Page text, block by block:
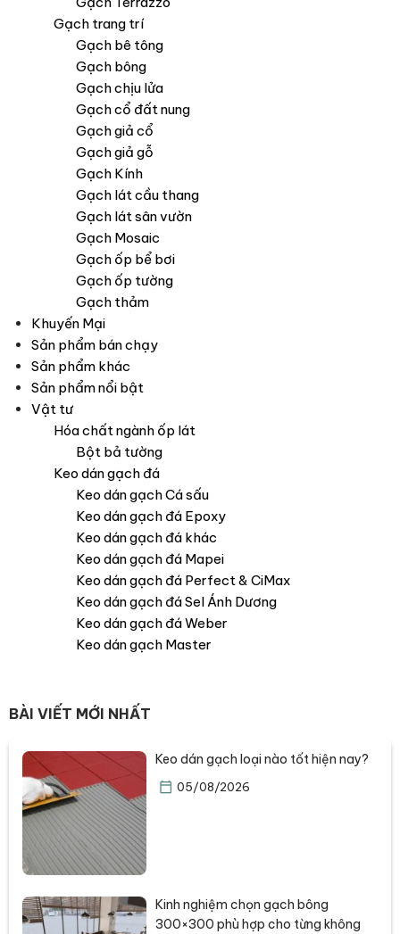
Gạch trang trí
Gạch bê tông
Gạch bông
Gạch chịu lửa
Gạch cổ đất nung
Gạch giả cổ
Gạch giả gỗ
Gạch Kính
Gạch lát cầu thang
Gạch lát sân vườn
Gạch Mosaic
Gạch ốp bể bơi
Gạch ốp tường
Gạch thảm
Khuyến Mại
Sản phẩm bán chạy
Sản phẩm khác
Sản phẩm nổi bật
Vật tư
Hóa chất ngành ốp lát
Bột bả tường
Keo dán gạch đá
Keo dán gạch Cá sấu
Keo dán gạch đá Epoxy
Keo dán gạch đá khác
Keo dán gạch đá Mapei
Keo dán gạch đá Perfect & CiMax
Keo dán gạch đá Sel Ánh Dương
Keo dán gạch đá Weber
Keo dán gạch Master
BÀI VIẾT MỚI NHẤT
Keo dán gạch loại nào tốt hiện nay?
05/08/2026
Kinh nghiệm chọn gạch bông
300×300 phù hợp cho từng không